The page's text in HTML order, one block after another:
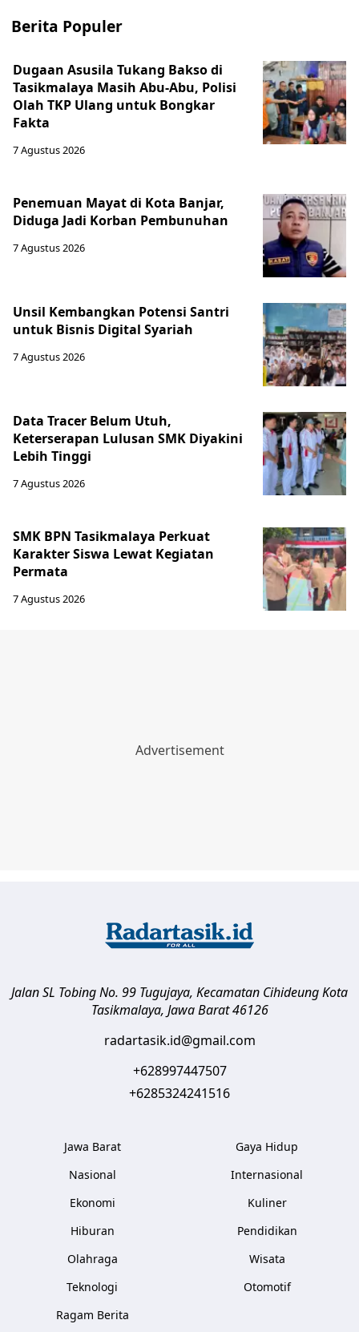
Berita Populer
Dugaan Asusila Tukang Bakso di
Tasikmalaya Masih Abu-Abu, Polisi
Olah TKP Ulang untuk Bongkar
Fakta
7 Agustus 2026
Penemuan Mayat di Kota Banjar,
Diduga Jadi Korban Pembunuhan
7 Agustus 2026
Unsil Kembangkan Potensi Santri
untuk Bisnis Digital Syariah
7 Agustus 2026
Data Tracer Belum Utuh,
Keterserapan Lulusan SMK Diyakini
Lebih Tinggi
7 Agustus 2026
SMK BPN Tasikmalaya Perkuat
Karakter Siswa Lewat Kegiatan
Permata
7 Agustus 2026
Jalan SL Tobing No. 99 Tugujaya, Kecamatan CihideungKota
Tasikmalaya, Jawa Barat 46126
radartasik.id@gmail.com
+628997447507
+6285324241516
Jawa Barat
Nasional
Ekonomi
Hiburan
Olahraga
Teknologi
Ragam Berita
Gaya Hidup
Internasional
Kuliner
Pendidikan
Wisata
Otomotif